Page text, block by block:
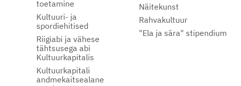
toetamine
Kultuuri- ja
spordiehitised
Riigiabi ja vähese
tähtsusega abi
Kultuurkapitalis
Kultuurkapitali
andmekaitsealane
Näitekunst
Rahvakultuur
"Ela ja sära" stipendium